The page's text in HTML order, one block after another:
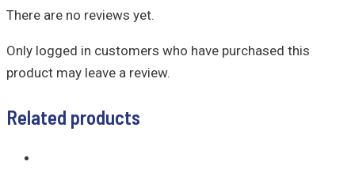
There are no reviews yet.
Only logged in customers who have purchased this
product may leave a review.
Related products